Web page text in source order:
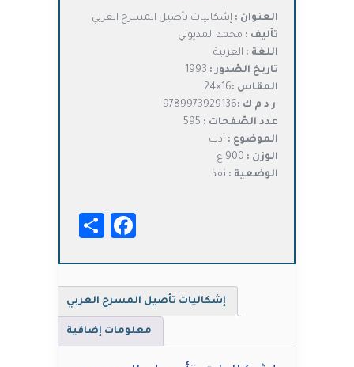
هو:
د.ت10,000.
هو:
العنوان : إشكاليات تأصيل المسرح العربي
تأليف : محمد المديوني
اللغة : العربية
تاريخ الصّدور :
المقاس :16×24
ر د م ك :9789973929136
عدد الصّفحات :
الموضوع : أدب
الوزن :
الوضعية : نفذ
Facebook
إشكاليات تأصيل المسرح العربي
معلومات إضافية